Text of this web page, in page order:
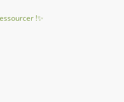
!✨️